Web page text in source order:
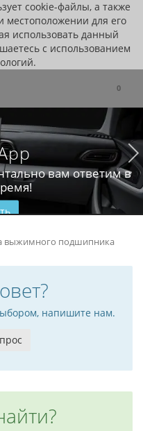
cookie-файлы, а также
местоположении для его
использовать данный
с использованием
0
вам ответим в
выжимного подшипника
напишите нам.